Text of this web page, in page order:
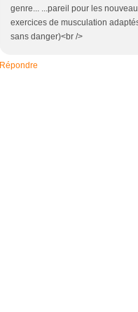
genre... ...pareil pour les
exercices de musculation
sans danger)<br />
Répondre